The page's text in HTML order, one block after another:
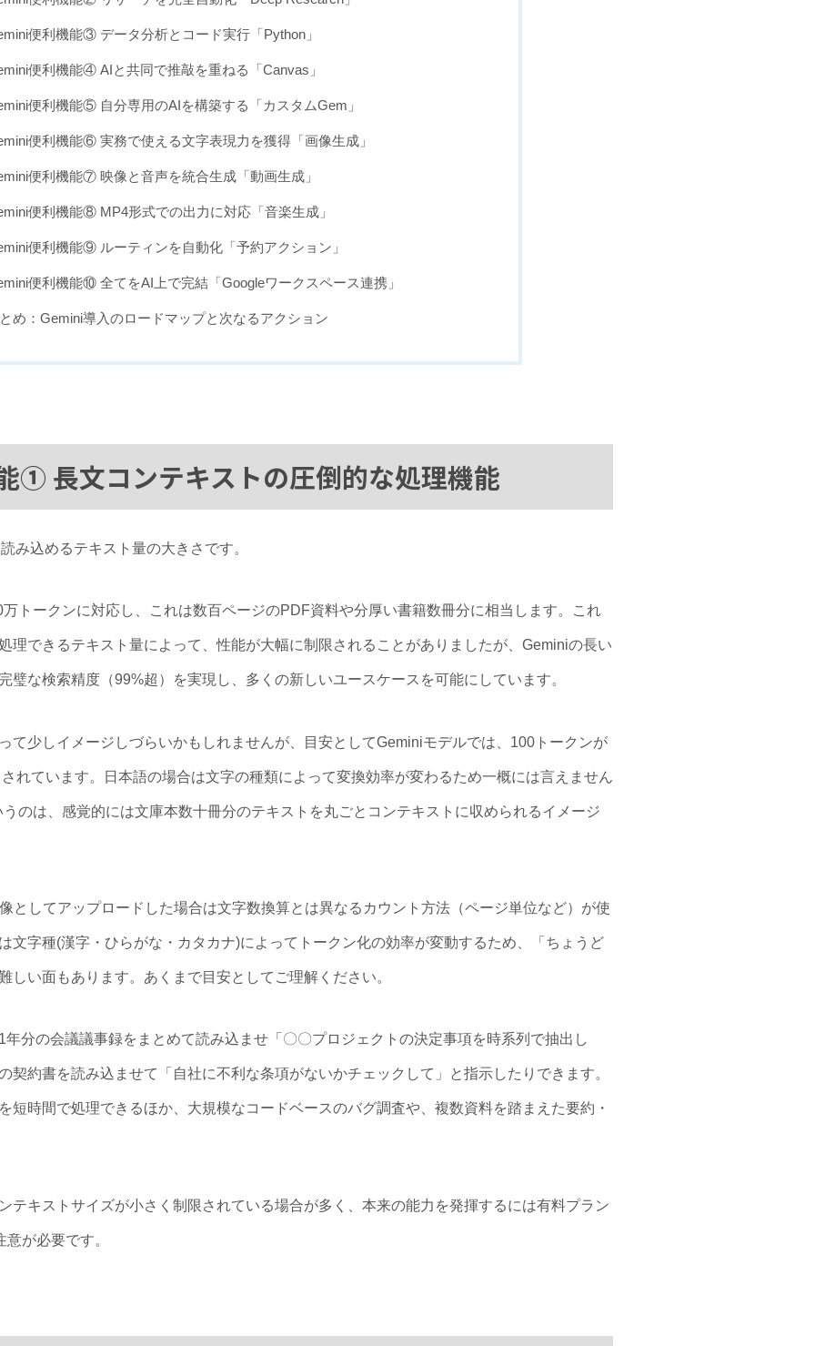
便利機能③ データ分析とコード実行「Python」
便利機能④ AIと共同で推敲を重ねる「Canvas」
便利機能⑤ 自分専用のAIを構築する「カスタムGem」
便利機能⑥ 実務で使える文字表現力を獲得「画像生成」
便利機能⑦ 映像と音声を統合生成「動画生成」
便利機能⑧ MP4形式での出力に対応「音楽生成」
便利機能⑨ ルーティンを自動化「予約アクション」
便利機能⑩ 全てをAI上で完結「Googleワークスペース連携」
め：Gemini導入のロードマップと次なるアクション
① 長文コンテキストの圧倒的な処理機能
み込めるテキスト量の大きさです。
トークンに対応し、これは数百ページのPDF資料や分厚い書籍数冊分に相当します。これ
理できるテキスト量によって、性能が大幅に制限されることがありましたが、Geminiの長い
璧な検索精度（99%超）を実現し、多くの新しいユースケースを可能にしています。
て少しイメージしづらいかもしれませんが、目安としてGeminiモデルでは、100トークンが
れています。日本語の場合は文字の種類によって変換効率が変わるため一概には言えません
のは、感覚的には文庫本数十冊分のテキストを丸ごとコンテキストに収められるイメージ
としてアップロードした場合は文字数換算とは異なるカウント方法（ページ単位など）が使
文字種(漢字・ひらがな・カタカナ)によってトークン化の効率が変動するため、「ちょうど
しい面もあります。あくまで目安としてご理解ください。
分の会議議事録をまとめて読み込ませ「〇〇プロジェクトの決定事項を時系列で抽出し
契約書を読み込ませて「自社に不利な条項がないかチェックして」と指示したりできます。
短時間で処理できるほか、大規模なコードベースのバグ調査や、複数資料を踏まえた要約・
テキストサイズが小さく制限されている場合が多く、本来の能力を発揮するには有料プラン
が必要です。